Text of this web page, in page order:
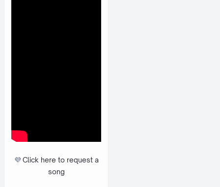
💜 Click here to request a
song